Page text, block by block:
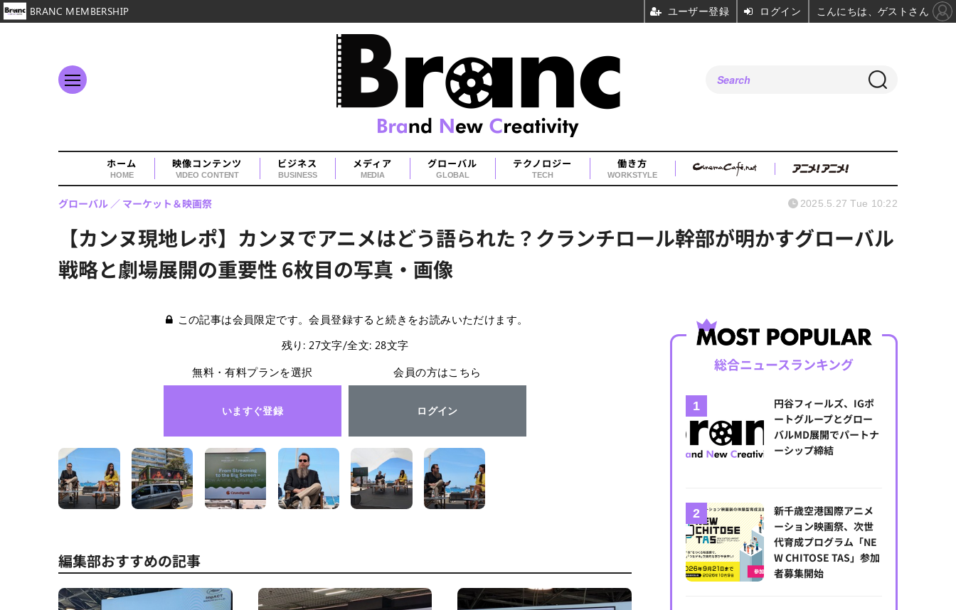
ホーム
HOME
映像コンテンツ
VIDEO CONTENT
ビジネス
BUSINESS
メディア
MEDIA
グローバル
GLOBAL
テクノロジー
TECH
働き方
WORKSTYLE
【カンヌ現地レポ】カンヌでアニメはどう語られた？クランチロール幹部が明かすグローバル
戦略と劇場展開の重要性 6枚目の写真・画像
グローバル マーケット＆映画祭 2025.5.27 Tue 10:22
この記事は会員限定です。会員登録すると続きをお読みいただけます。
残り: 27文字/全文: 28文字
無料・有料プランを選択
いますぐ登録
会員の方はこちら
ログイン
編集部おすすめの記事
総合ニュースランキング
円谷フィールズ、IGポ
ートグループとグロー
バルMD展開でパートナ
ーシップ締結
新千歳空港国際アニメ
ーション映画祭、次世
代育成プログラム「NE
W CHITOSE TAS」参加
者募集開始
BRANC MEMBERSHIP ユーザー登録 ログイン こんにちは、ゲストさん